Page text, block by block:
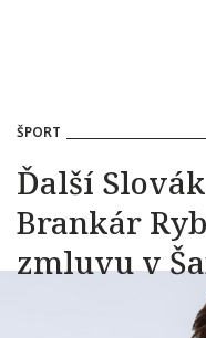
ŠPORT